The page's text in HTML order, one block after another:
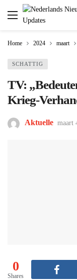
Home 2024 maart
SCHATTIG
TV:
Krieg-
Aktuelle maart
0
Shares